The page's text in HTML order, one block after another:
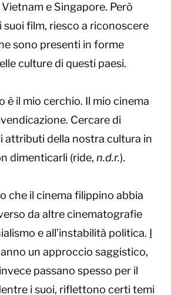
e Singapore. Però
suoi film, riesco a riconoscere
sono presenti in forme
culture di questi paesi.
è il mio cerchio. Il mio cinema
Cercare di
attributi della nostra cultura in
dimenticarli (ride, n.d.r.).
che il cinema filippino abbia
da altre cinematografie
e all’instabilità politica. I
un approccio saggistico,
passano spesso per il
i suoi, riflettono certi temi